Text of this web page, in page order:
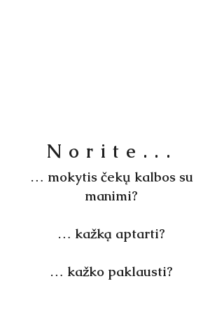
Norite...
… mokytis čekų kalbos su
manimi?
… kažką aptarti?
… kažko paklausti?